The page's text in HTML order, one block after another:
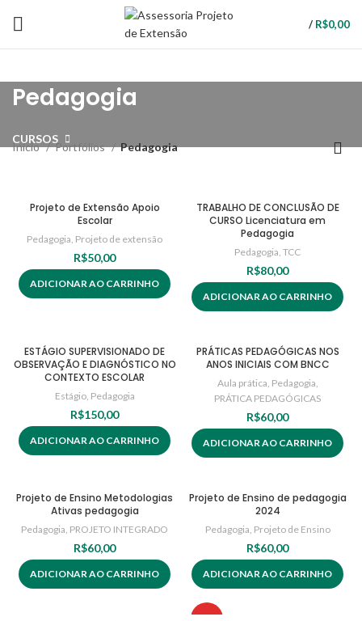
/ R$0,00
Pedagogia
CURSOS
Início Portfólios Pedagogia
Projeto de Extensão Apoio
Escolar
Pedagogia, Projeto de extensão
R$50,00
ADICIONAR AO CARRINHO
TRABALHO DE CONCLUSÃO DE
CURSO Licenciatura em
Pedagogia
Pedagogia, TCC
R$80,00
ADICIONAR AO CARRINHO
ESTÁGIO SUPERVISIONADO DE
OBSERVAÇÃO E DIAGNÓSTICO NO
CONTEXTO ESCOLAR
Estágio, Pedagogia
R$150,00
ADICIONAR AO CARRINHO
PRÁTICAS PEDAGÓGICAS NOS
ANOS INICIAIS COM BNCC
Aula prática, Pedagogia,
PRÁTICA PEDAGÓGICAS
R$60,00
ADICIONAR AO CARRINHO
Projeto de Ensino Metodologias
Ativas pedagogia
Pedagogia, PROJETO INTEGRADO
R$60,00
ADICIONAR AO CARRINHO
Projeto de Ensino de pedagogia
2024
Pedagogia, Projeto de Ensino
R$60,00
ADICIONAR AO CARRINHO